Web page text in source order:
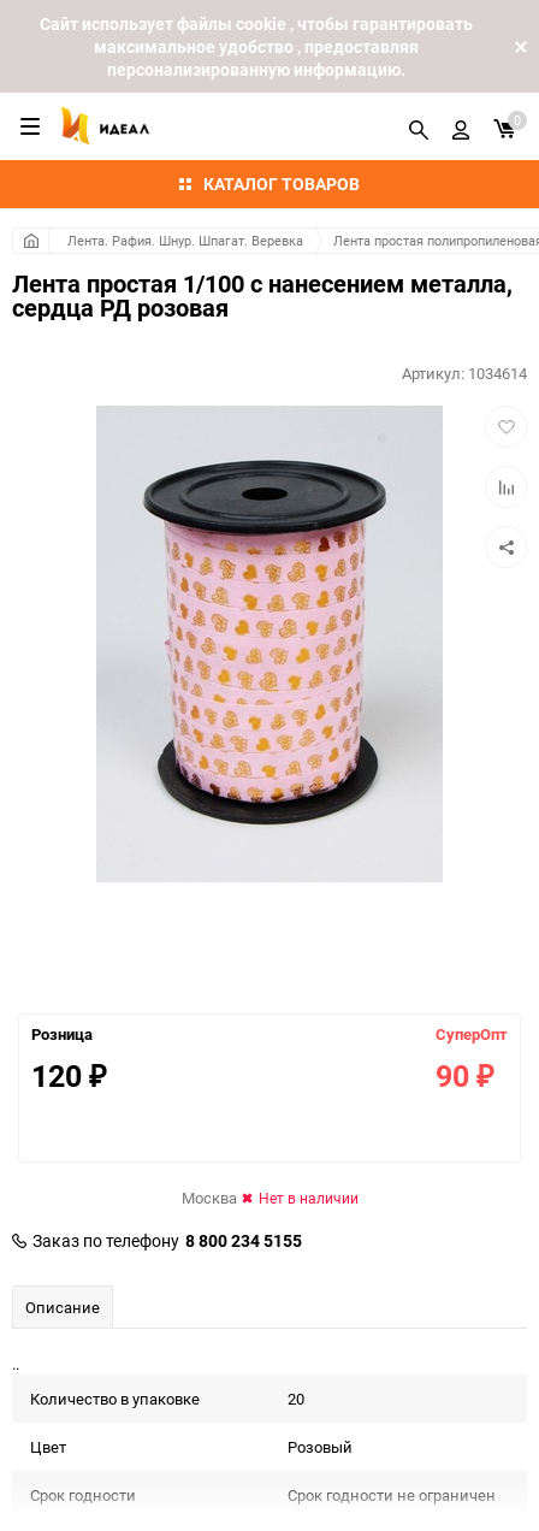
Cайт использует файлы cookie , чтобы гарантировать
максимальное удобство , предоставляя
персонализированную информацию.
КАТАЛОГ ТОВАРОВ
0
Лента. Рафия. Шнур. Шпагат. Веревка Лента простая
Лента простая 1/100 с нанесением металла,
сердца РД розовая
Артикул: 1034614
Розница
120 ₽
СуперОпт
90 ₽
Москва Нет в наличии
Заказ по телефону 8 800 234 5155
Описание
..
Количество в упаковке
20
Цвет Розовый
Срок годности Срок годности не ограничен